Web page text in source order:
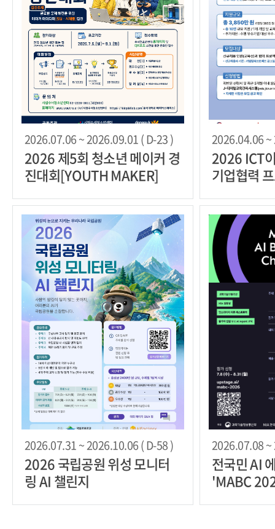
2026.07.06 ~ 2026.09.01 ( D-23 )
2026 제5회 청소년 메이커 경
진대회[YOUTH MAKER]
2026.04.06 ~
2026 ICT
기업협력
2026.07.31 ~ 2026.10.06 ( D-58 )
2026 국립공원 위성 모니터
링 AI 챌린지
2026.07.08 ~
전국민 AI
'MABC